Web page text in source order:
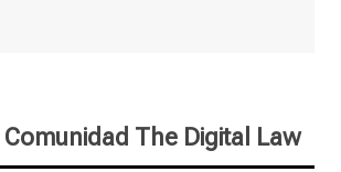
Comunidad The Digital Law